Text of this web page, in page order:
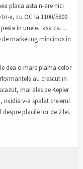
placa asta n-are nici
x, cu OC la 1100/5800
in unele.. asa ca…
marketing mincinos in
dea o mare plama celor
au crescut in
mai ales pe Kepler
nvidia v-a spalat creierul
placile lor de 2 lei.